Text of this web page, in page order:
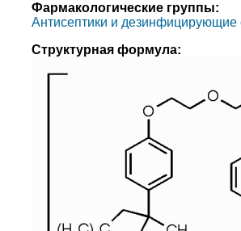
Фармакологические группы:
Антисептики и дезинфицирующие
Структурная формула: